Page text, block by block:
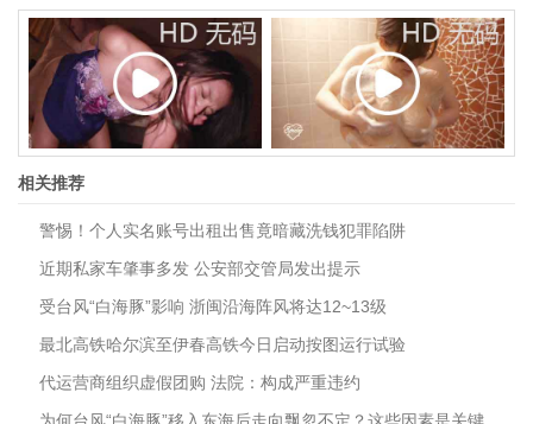
相关推荐
警惕！个人实名账号出租出售竟暗藏洗钱犯罪陷阱
近期私家车肇事多发 公安部交管局发出提示
受台风“白海豚”影响 浙闽沿海阵风将达12~13级
最北高铁哈尔滨至伊春高铁今日启动按图运行试验
代运营商组织虚假团购 法院：构成严重违约